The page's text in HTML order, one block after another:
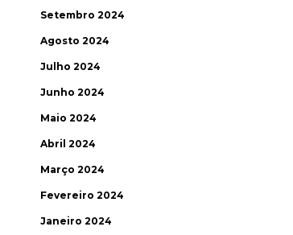
Setembro 2024
Agosto 2024
Julho 2024
Junho 2024
Maio 2024
Abril 2024
Março 2024
Fevereiro 2024
Janeiro 2024